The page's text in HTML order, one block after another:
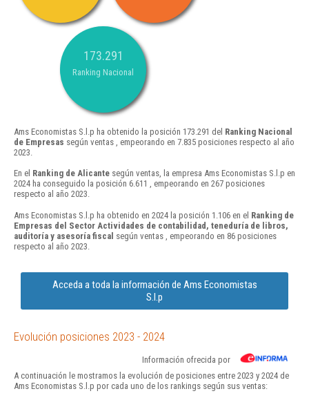
173.291
Ranking Nacional
Ams Economistas S.l.p ha obtenido la posición 173.291 del Ranking Nacional
de Empresas según ventas , empeorando en 7.835 posiciones respecto al año
2023.
En el Ranking de Alicante según ventas, la empresa Ams Economistas S.l.p en
2024 ha conseguido la posición 6.611 , empeorando en 267 posiciones
respecto al año 2023.
Ams Economistas S.l.p ha obtenido en 2024 la posición 1.106 en el Ranking de
Empresas del Sector Actividades de contabilidad, teneduría de libros,
auditoría y asesoría fiscal según ventas , empeorando en 86 posiciones
respecto al año 2023.
Acceda a toda la información de Ams Economistas
S.l.p
Evolución posiciones 2023 - 2024
Información ofrecida por
A continuación le mostramos la evolución de posiciones entre 2023 y 2024 de
Ams Economistas S.l.p por cada uno de los rankings según sus ventas: